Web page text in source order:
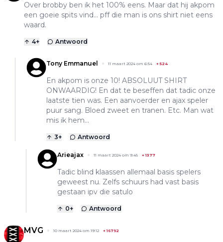
Over brobby ben ik het 100% eens. Maar dat hij akpom
een goeie spits vind… pff die man is ons shirt niet eens
waard.
4+ Antwoord
Tony Emmanuel 11 maart 2024 om 6:54 +524
En akpom is onze 10! ABSOLUUT SHIRT
ONWAARDIG! En dat te beseffen dat tadic onze
laatste tien was. Een aanvoerder en ajax speler
puur sang. Bloed zweet en tranen. Etc. Man wat
mis ik hem...
3+ Antwoord
Arieajax 11 maart 2024 om 9:45 +1377
Tadic blind klaassen allemaal basis spelers
geweest nu. Zelfs schuurs had vast basis
gestaan ipv die satulo
0+ Antwoord
MVG 10 maart 2024 om 19:12 +16792